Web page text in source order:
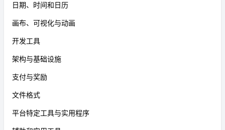
日期、时间和日历
画布、可视化与动画
开发工具
架构与基础设施
支付与奖励
文件格式
平台特定工具与实用程序